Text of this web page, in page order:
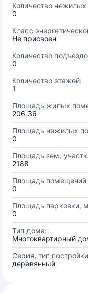
Количество
0
Класс
Не присвоен
Количество
0
Количество этажей:
1
Площадь жилых
206.36
Площадь нежилых
0
Площадь зем.
2188
Площадь помещений
0
Площадь парковки,
0
Тип дома:
Многоквартирный
Серия, тип
деревянный